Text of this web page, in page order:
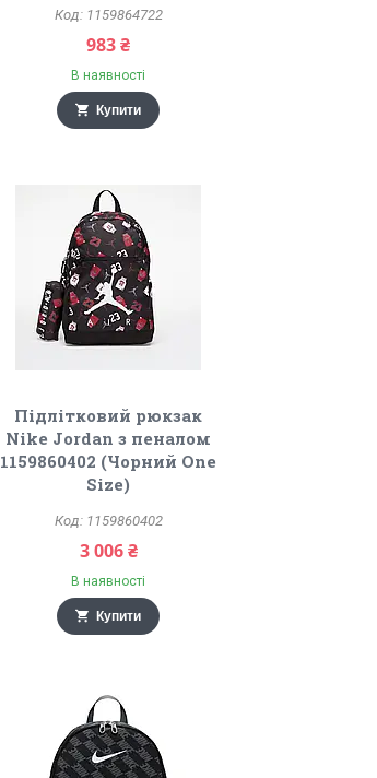
1159864722
983 ₴
В наявності
Купити
Підлітковий рюкзак
Nike Jordan з пеналом
1159860402 (Чорний One
Size)
1159860402
3 006 ₴
В наявності
Купити